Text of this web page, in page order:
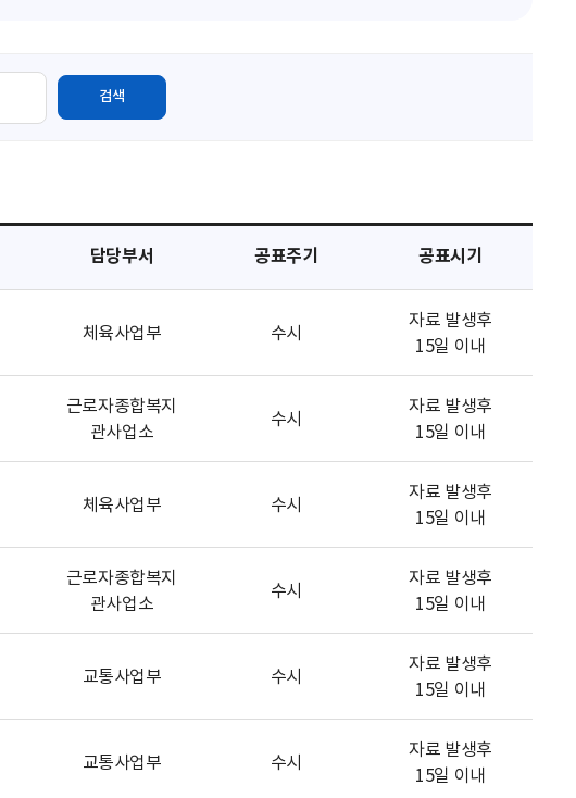
검색
담당부서 공표주기 공표시기
체육사업부 수시
자료 발생후
15일 이내
근로자종합복지
관사업소
수시
자료 발생후
15일 이내
체육사업부 수시
자료 발생후
15일 이내
근로자종합복지
관사업소
수시
자료 발생후
15일 이내
교통사업부 수시
자료 발생후
15일 이내
교통사업부 수시
자료 발생후
15일 이내